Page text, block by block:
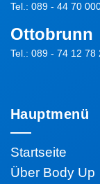
Tel.: 089 - 44 70
Ottobrunn
Tel.: 089 - 74 12 78
Hauptmenü
Startseite
Über Body Up